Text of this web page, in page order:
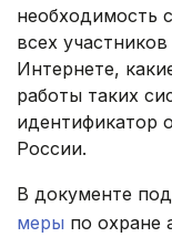
необходимость
всех
Интернете,
работы таких
идентификатор
России.
В документе
меры по охране